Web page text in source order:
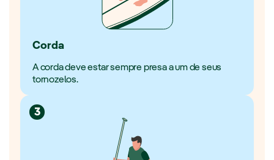
Corda
A corda deve estar sempre presa a um de seus
tornozelos.
3